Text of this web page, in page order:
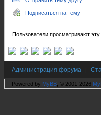
Подписаться на тему
Пользователи просматривают
Администрация форума |
Powered by MyBB , © 2001-2026